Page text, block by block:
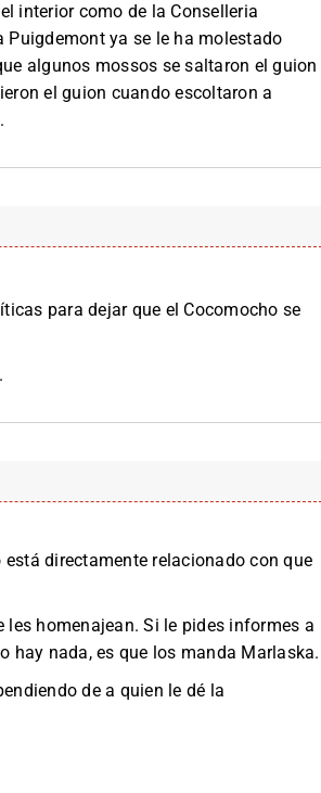
interior como de la Conselleria
Puigdemont ya se le ha molestado
algunos mossos se saltaron el guion
el guion cuando escoltaron a
para dejar que el Cocomocho se
directamente relacionado con que
les homenajean. Si le pides informes a
hay nada, es que los manda Marlaska.
de a quien le dé la